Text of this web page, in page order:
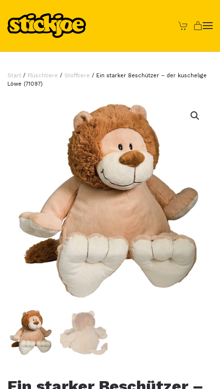
Skip to main content
Start / Plüschtiere / Stofftiere / Ein starker Beschützer – der kuschelige
Löwe (71097)